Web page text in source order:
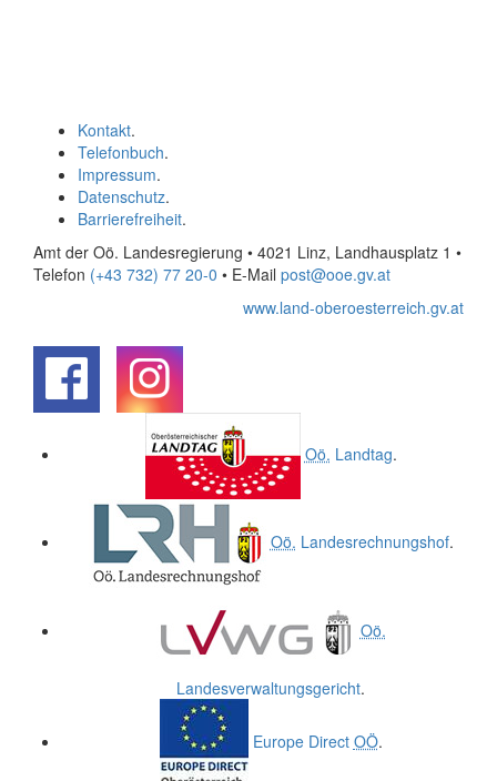
Kontakt.
Telefonbuch.
Impressum.
Datenschutz.
Barrierefreiheit.
Amt der Oö. Landesregierung • 4021 Linz, Landhausplatz 1 •
Telefon (+43 732) 77 20-0 • E-Mail post@ooe.gv.at
www.land-oberoesterreich.gv.at
Oö. Landtag.
Oö. Landesrechnungshof.
Oö.
Landesverwaltungsgericht.
Europe Direct OÖ.